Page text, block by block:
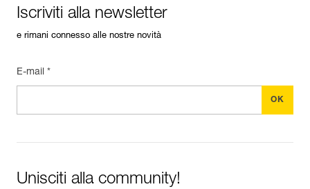
Importa ed esporta facilmente i dati dei tuoi DPI esistenti.
Visualizza lo storico di un prodotto dalla sua data di
Per saperne di più
Iscriviti alla newsletter
e rimani connesso alle nostre novità
E-mail *
Unisciti alla community!